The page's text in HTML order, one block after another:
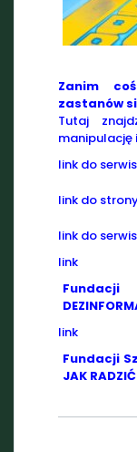
Zanim
zastanów
Tutaj
manipulację
link do
link do
link do
link
link
Fundacji
JAK